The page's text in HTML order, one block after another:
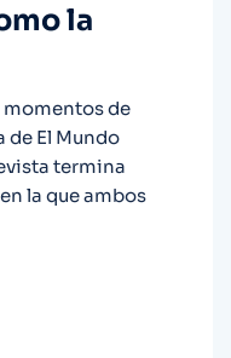
la
de
El Mundo
termina
la que ambos